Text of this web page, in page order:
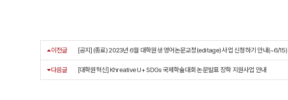
이전글 [공지] (종료) 2023년 6월 대학원생 영어논문교정(editage) 사업 신청하기 안내(~6/15)
다음글 [대학원혁신] Khreative U+ SDGs 국제학술대회 논문발표 장학 지원사업 안내